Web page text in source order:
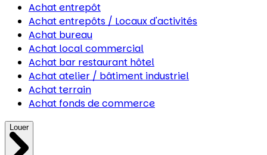
Achat entrepôt
Achat entrepôts / Locaux d'activités
Achat bureau
Achat local commercial
Achat bar restaurant hôtel
Achat atelier / bâtiment industriel
Achat terrain
Achat fonds de commerce
Louer